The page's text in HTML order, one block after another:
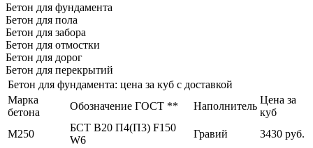
Бетон для фундамента
Бетон для пола
Бетон для забора
Бетон для отмостки
Бетон для дорог
Бетон для перекрытий
Бетон для фундамента: цена за куб с доставкой
Марка
бетона
Обозначение ГОСТ ** Наполнитель
Цена за
куб
М250
БСТ В20 П4(П3) F150
W6
Гравий 3430 руб.